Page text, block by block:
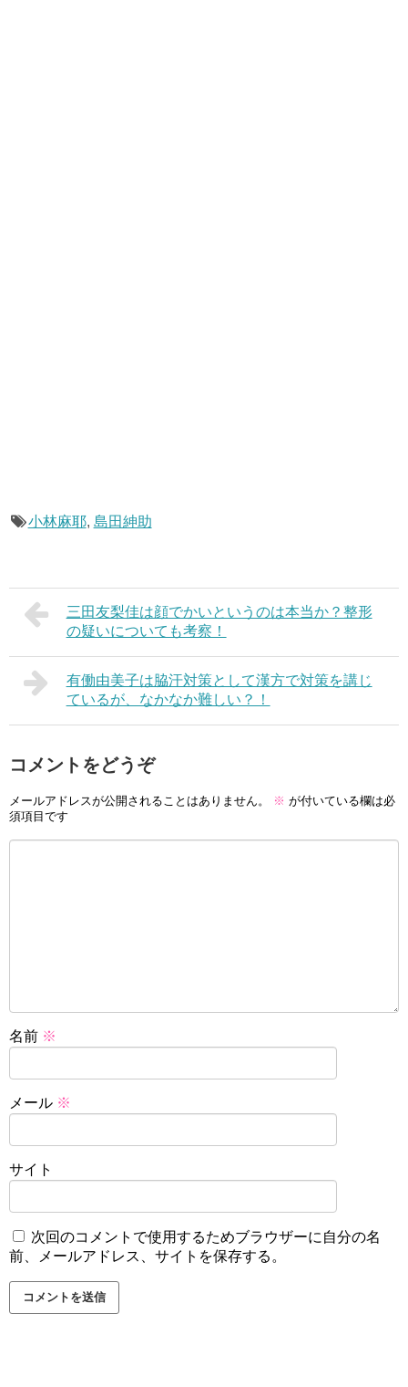
小林麻耶, 島田紳助
三田友梨佳は顔でかいというのは本当か？整形
の疑いについても考察！
有働由美子は脇汗対策として漢方で対策を講じ
ているが、なかなか難しい？！
コメントをどうぞ
メールアドレスが公開されることはありません。 ※ が付いている欄は必
須項目です
名前 ※
メール ※
サイト
次回のコメントで使用するためブラウザーに自分の名
前、メールアドレス、サイトを保存する。